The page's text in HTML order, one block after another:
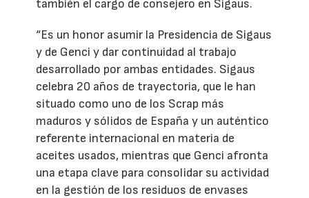
también el cargo de consejero en Sigaus.
“Es un honor asumir la Presidencia de Sigaus
y de Genci y dar continuidad al trabajo
desarrollado por ambas entidades. Sigaus
celebra 20 años de trayectoria, que le han
situado como uno de los Scrap más
maduros y sólidos de España y un auténtico
referente internacional en materia de
aceites usados, mientras que Genci afronta
una etapa clave para consolidar su actividad
en la gestión de los residuos de envases